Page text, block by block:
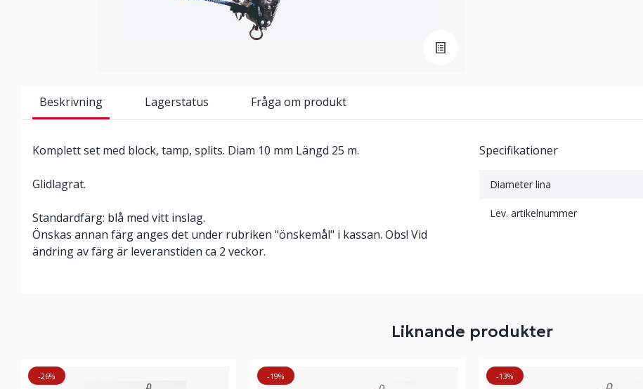
Beskrivning Lagerstatus Fråga om produkt
Komplett set med block, tamp, splits. Diam 10 mm Längd 25 m.
Glidlagrat.
Standardfärg: blå med vitt inslag.
Önskas annan färg anges det under rubriken "önskemål" i kassan. Obs! Vid
ändring av färg är leveranstiden ca 2 veckor.
Specifikationer
Diameter lina
Lev. artikelnummer
Liknande produkter
-26% -19% -13%